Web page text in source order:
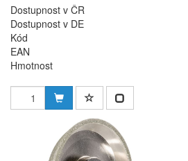
Dostupnost v ČR
Dostupnost v DE
Kód
EAN
Hmotnost